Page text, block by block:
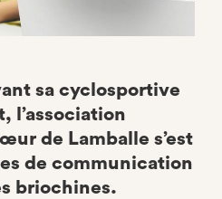
sa cyclosportive
l’association
de Lamballe s’est
de communication
briochines.